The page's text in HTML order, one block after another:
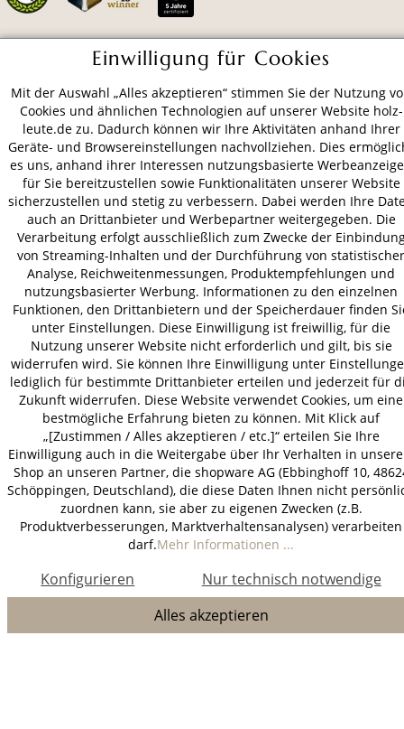
VERSAND
AGB Datenschutz
Impressum
© 2026 HOLZ-LEUTE
* Alle Preise inkl. gesetzl. Mehrwertsteuer zzgl.
Versandkosten
Einwilligung für Cookies
Mit der Auswahl „Alles akzeptieren“ stimmen Sie der Nutzung
Cookies und ähnlichen Technologien auf unserer Website holz-
leute.de zu. Dadurch können wir Ihre Aktivitäten anhand Ihrer
Geräte- und Browsereinstellungen nachvollziehen. Dies
es uns, anhand ihrer Interessen nutzungsbasierte
für Sie bereitzustellen sowie Funktionalitäten unserer Website
sicherzustellen und stetig zu verbessern. Dabei werden Ihre
auch an Drittanbieter und Werbepartner weitergegeben. Die
Verarbeitung erfolgt ausschließlich zum Zwecke der
von Streaming-Inhalten und der Durchführung von statistischer
Analyse, Reichweitenmessungen, Produktempfehlungen und
nutzungsbasierter Werbung. Informationen zu den einzelnen
Funktionen, den Drittanbietern und der Speicherdauer finden
unter Einstellungen. Diese Einwilligung ist freiwillig, für die
Nutzung unserer Website nicht erforderlich und gilt, bis sie
widerrufen wird. Sie können Ihre Einwilligung unter
lediglich für bestimmte Drittanbieter erteilen und jederzeit für
Zukunft widerrufen. Diese Website verwendet Cookies, um eine
bestmögliche Erfahrung bieten zu können. Mit Klick auf
„[Zustimmen / Alles akzeptieren / etc.]“ erteilen Sie Ihre
Einwilligung auch in die Weitergabe über Ihr Verhalten in
Shop an unseren Partner, die shopware AG (Ebbinghoff 10,
Schöppingen, Deutschland), die diese Daten Ihnen nicht
zuordnen kann, sie aber zu eigenen Zwecken (z.B.
Produktverbesserungen, Marktverhaltensanalysen) verarbeiten
darf.Mehr Informationen ...
Nur technisch notwendige
Konfigurieren
Alles akzeptieren